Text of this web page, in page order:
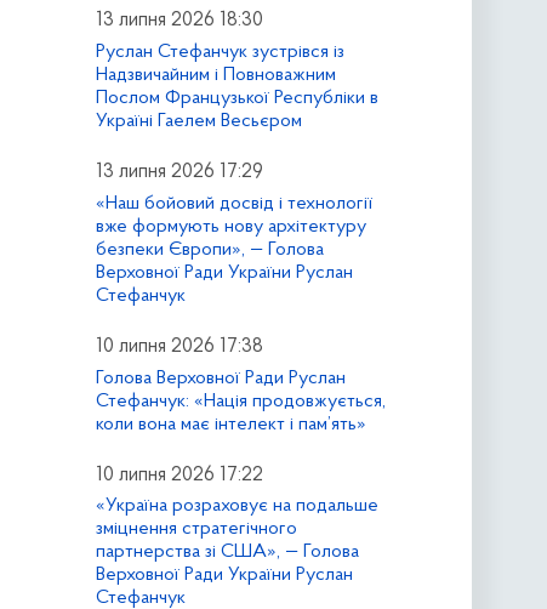
13 липня 2026 18:30
Руслан Стефанчук зустрівся із
Надзвичайним і Повноважним
Послом Французької Республіки в
Україні Гаелем Весьєром
13 липня 2026 17:29
«Наш бойовий досвід і технології
вже формують нову архітектуру
безпеки Європи», — Голова
Верховної Ради України Руслан
Стефанчук
10 липня 2026 17:38
Голова Верховної Ради Руслан
Стефанчук: «Нація продовжується,
коли вона має інтелект і пам’ять»
10 липня 2026 17:22
«Україна розраховує на подальше
зміцнення стратегічного
партнерства зі США», — Голова
Верховної Ради України Руслан
Стефанчук